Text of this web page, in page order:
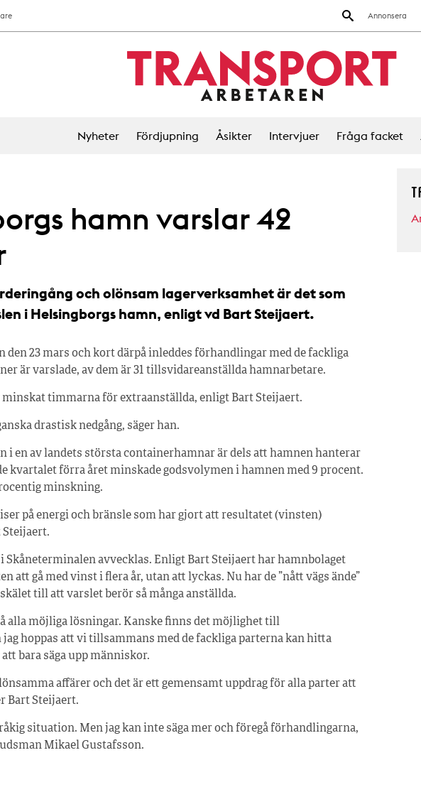
Annonsera
Nyheter Fördjupning Åsikter Intervjuer Fråga facket
hamn varslar 42
och olönsam lagerverksamhet är det som
i Helsingborgs hamn, enligt vd Bart Steijaert.
den 23 mars och kort därpå inleddes förhandlingar med de fackliga
är varslade, av dem är 31 tillsvidareanställda hamnarbetare.
minskat timmarna för extraanställda, enligt Bart Steijaert.
drastisk nedgång, säger han.
i en av landets största containerhamnar är dels att hamnen hanterar
kvartalet förra året minskade godsvolymen i hamnen med 9 procent.
minskning.
på energi och bränsle som har gjort att resultatet (vinsten)
Steijaert.
Skåneterminalen avvecklas. Enligt Bart Steijaert har hamnbolaget
att gå med vinst i flera år, utan att lyckas. Nu har de ”nått vägs ände”
till att varslet berör så många anställda.
alla möjliga lösningar. Kanske finns det möjlighet till
jag hoppas att vi tillsammans med de fackliga parterna kan hitta
bara säga upp människor.
affärer och det är ett gemensamt uppdrag för alla parter att
Bart Steijaert.
situation. Men jag kan inte säga mer och föregå förhandlingarna,
Mikael Gustafsson.